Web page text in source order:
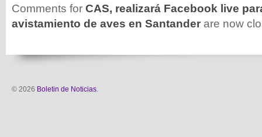
Comments for CAS, realizará Facebook live
avistamiento de aves en Santander are now
© 2026 Boletin de Noticias.